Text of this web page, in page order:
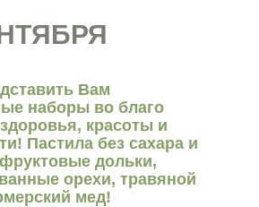
Вам
наборы во благо
красоты и
Пастила без сахара и
дольки,
орехи, травяной
мед!